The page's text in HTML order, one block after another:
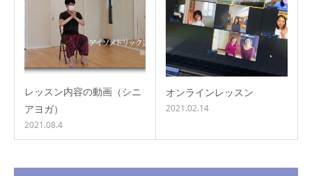
レッスン内容の動画（シニ
アヨガ）
2021.08.4
オンラインレッスン
2021.02.14